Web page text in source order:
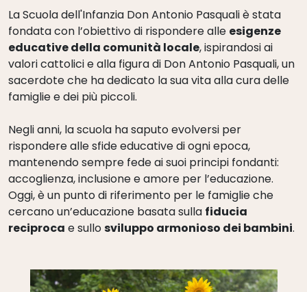
La Scuola dell'Infanzia Don Antonio Pasquali è stata
fondata con l’obiettivo di rispondere alle esigenze
educative della comunità locale, ispirandosi ai
valori cattolici e alla figura di Don Antonio Pasquali, un
sacerdote che ha dedicato la sua vita alla cura delle
famiglie e dei più piccoli.
Negli anni, la scuola ha saputo evolversi per
rispondere alle sfide educative di ogni epoca,
mantenendo sempre fede ai suoi principi fondanti:
accoglienza, inclusione e amore per l’educazione.
Oggi, è un punto di riferimento per le famiglie che
cercano un’educazione basata sulla fiducia
reciproca e sullosviluppo armonioso dei bambini.